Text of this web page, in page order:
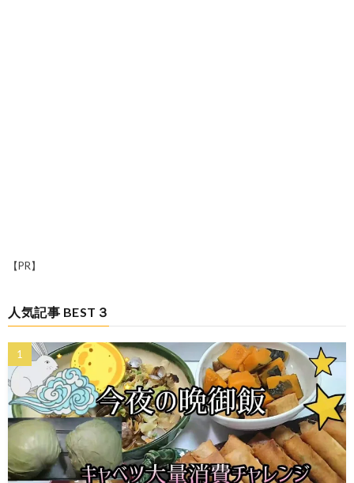
【PR】
人気記事 BEST３